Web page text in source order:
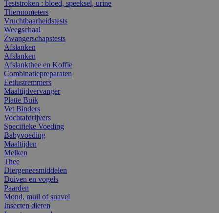
Teststroken : bloed, speeksel, urine
Thermometers
Vruchtbaarheidstests
Weegschaal
Zwangerschapstests
Afslanken
Afslanken
Afslankthee en Koffie
Combinatiepreparaten
Eetlustremmers
Maaltijdvervanger
Platte Buik
Vet Binders
Vochtafdrijvers
Specifieke Voeding
Babyvoeding
Maaltijden
Melken
Thee
Diergeneesmiddelen
Duiven en vogels
Paarden
Mond, muil of snavel
Insecten dieren